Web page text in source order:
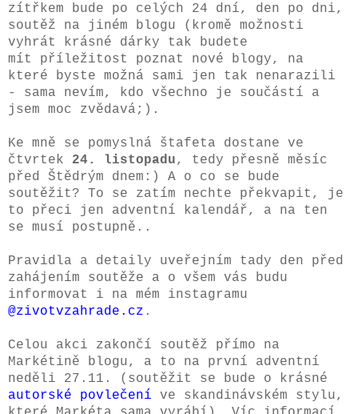
zítřkem bude po celých 24 dní, den po dni,
soutěž na jiném blogu (kromě možnosti
vyhrát krásné dárky tak budete
mít příležitost poznat nové blogy, na
které byste možná sami jen tak nenarazili
- sama nevím, kdo všechno je součástí a
jsem moc zvědavá;).
Ke mně se pomyslná štafeta dostane ve
čtvrtek 24. listopadu, tedy přesně měsíc
před Štědrým dnem:) A o co se bude
soutěžit? To se zatím nechte překvapit, je
to přeci jen adventní kalendář, a na ten
se musí postupně..
Pravidla a detaily uveřejním tady den před
zahájením soutěže a o všem vás budu
informovat i na mém instagramu
@zivotvzahrade.cz .
Celou akci zakončí soutěž přímo na
Markétině blogu, a to na první adventní
neděli 27.11. (soutěžit se bude o krásné
autorské povlečení ve skandinávském stylu,